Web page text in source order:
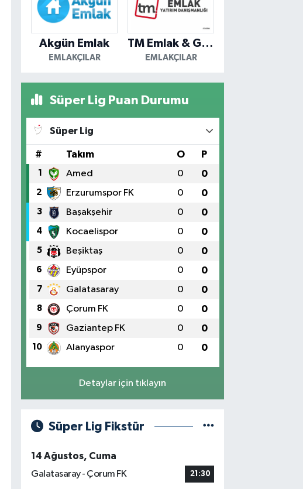
Akgün Emlak
EMLAKÇILAR
TM Emlak & Gayrimenkul
EMLAKÇILAR
Süper Lig Puan Durumu
Süper Lig
# Takım O P
1 Amed 0 0
2 Erzurumspor FK 0 0
3 Başakşehir 0 0
4 Kocaelispor 0 0
5 Beşiktaş 0 0
6 Eyüpspor 0 0
7 Galatasaray 0 0
8 Çorum FK 0 0
9 Gaziantep FK 0 0
10 Alanyaspor 0 0
Detaylar için tıklayın
Süper Lig Fikstür
14 Ağustos, Cuma
Galatasaray - Çorum FK
21:30